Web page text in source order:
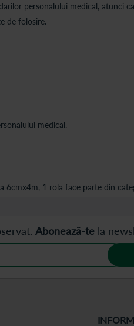
personalului medical, atunci
de folosire.
medical.
6cmx4m, 1 rola face parte din
Abonează-te la